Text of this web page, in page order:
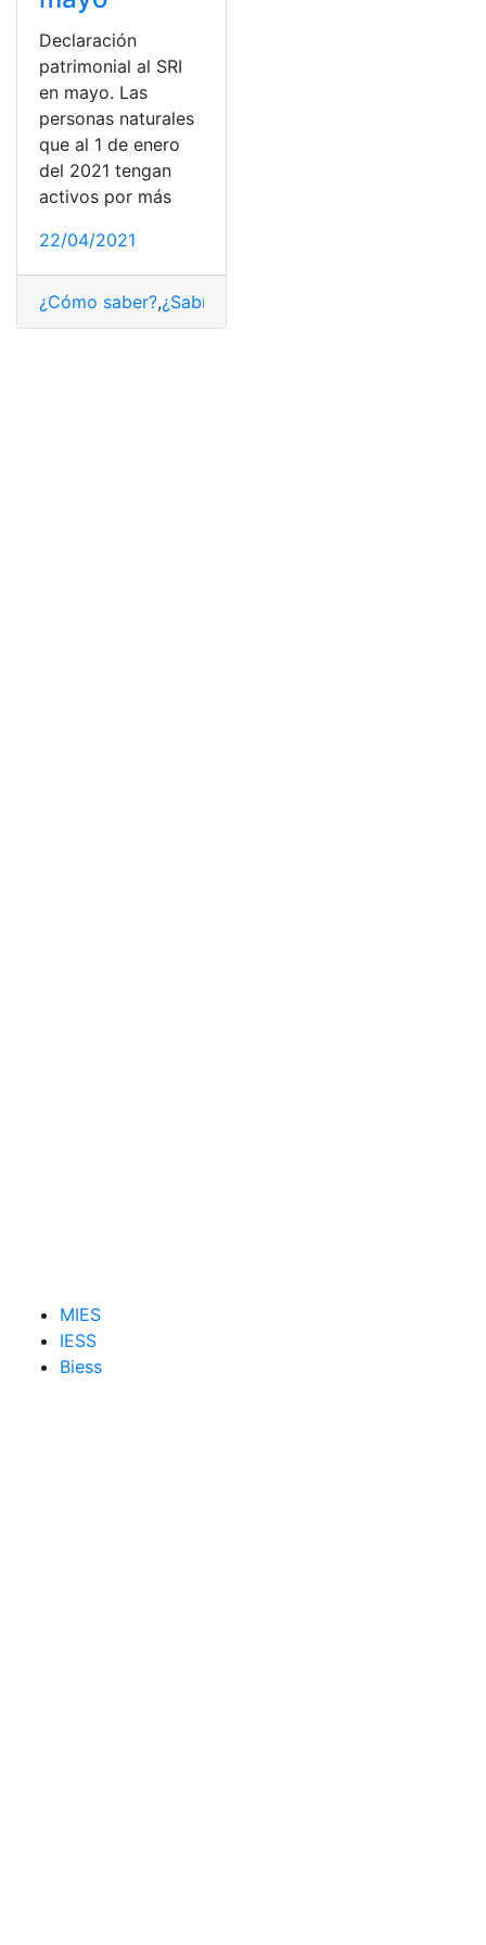
Declaración
patrimonial al SRI
en mayo. Las
personas naturales
que al 1 de enero
del 2021 tengan
activos por más
22/04/2021
¿Cómo saber?,¿Sabías qué?
MIES
IESS
Biess